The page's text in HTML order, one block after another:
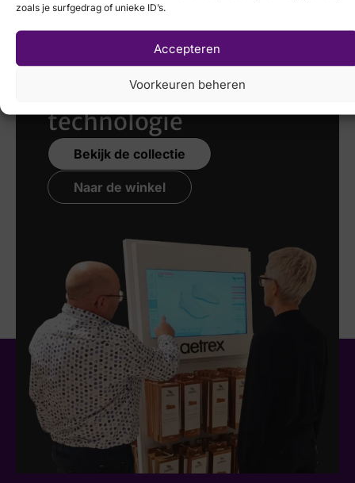
zoals je surfgedrag of unieke ID’s.
Accepteren
Voorkeuren beheren
Laat uw voeten
scannenmet de
nieuwste 3D
technologie
Bekijk de collectie
Naar de winkel